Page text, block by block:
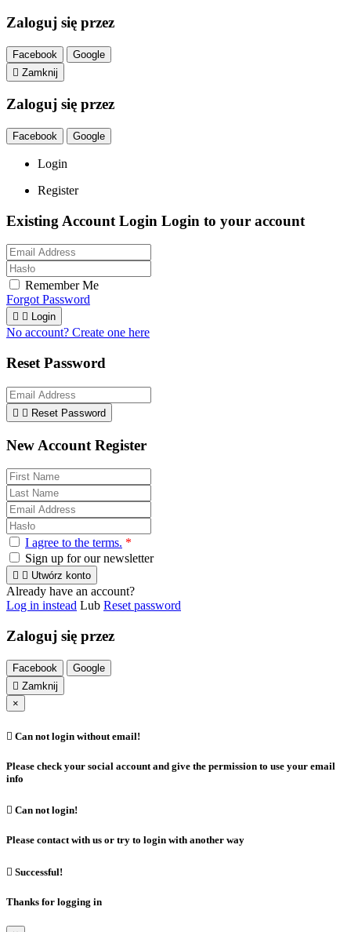
Zaloguj się przez
Facebook
Google
 Zamknij
Zaloguj się przez
Facebook Google
Login
Register
Existing Account Login Login to your account
Remember Me
Forgot Password
  Login
No account? Create one here
Reset Password
  Reset Password
New Account Register
I agree to the terms. *
Sign up for our newsletter
  Utwórz konto
Already have an account?
Log in instead Lub Reset password
Zaloguj się przez
Facebook
Google
 Zamknij
×
 Can not login without email!
Please check your social account and give the permission to use your email
info
 Can not login!
Please contact with us or try to login with another way
 Successful!
Thanks for logging in